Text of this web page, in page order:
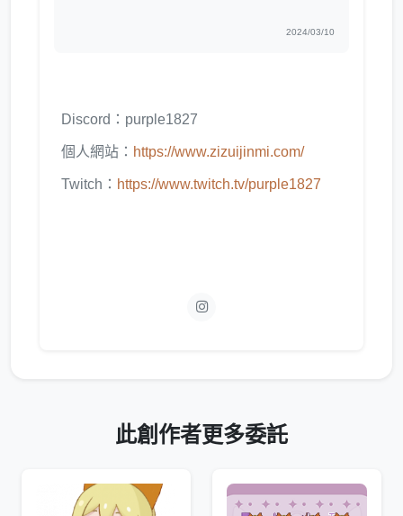
2024/03/10
Discord：purple1827
個人網站： https://www.zizuijinmi.com/
Twitch： https://www.twitch.tv/purple1827
此創作者更多委託